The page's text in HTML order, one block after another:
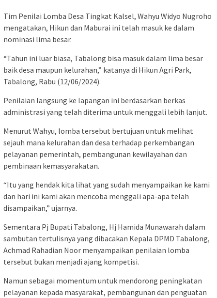
Tim Penilai Lomba Desa Tingkat Kalsel, Wahyu Widyo Nugroho
mengatakan, Hikun dan Maburai ini telah masuk ke dalam
nominasi lima besar.
“Tahun ini luar biasa, Tabalong bisa masuk dalam lima besar
baik desa maupun kelurahan,” katanya di Hikun Agri Park,
Tabalong, Rabu (12/06/2024).
Penilaian langsung ke lapangan ini berdasarkan berkas
administrasi yang telah diterima untuk menggali lebih lanjut.
Menurut Wahyu, lomba tersebut bertujuan untuk melihat
sejauh mana kelurahan dan desa terhadap perkembangan
pelayanan pemerintah, pembangunan kewilayahan dan
pembinaan kemasyarakatan.
“Itu yang hendak kita lihat yang sudah menyampaikan ke kami
dan hari ini kami akan mencoba menggali apa-apa telah
disampaikan,” ujarnya.
Sementara Pj Bupati Tabalong, Hj Hamida Munawarah dalam
sambutan tertulisnya yang dibacakan Kepala DPMD Tabalong,
Achmad Rahadian Noor menyampaikan penilaian lomba
tersebut bukan menjadi ajang kompetisi.
Namun sebagai momentum untuk mendorong peningkatan
pelayanan kepada masyarakat, pembangunan dan penguatan